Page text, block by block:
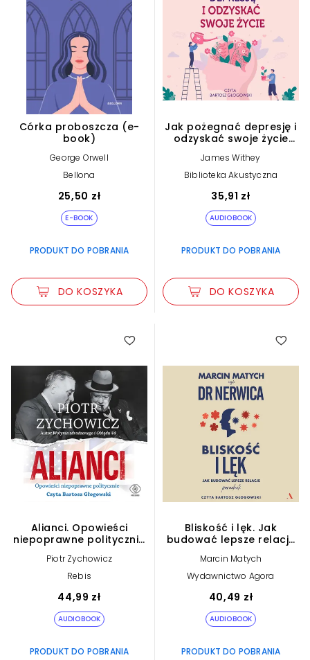
Córka proboszcza (e-
book)
George Orwell
Bellona
25,50 zł
E-BOOK
PRODUKT DO POBRANIA
DO KOSZYKA
Jak pożegnać depresję i
odzyskać swoje życie
James Withey
Biblioteka Akustyczna
35,91 zł
AUDIOBOOK
PRODUKT DO POBRANIA
DO KOSZYKA
Alianci. Opowieści
niepoprawne politycznie
Piotr Zychowicz
Rebis
44,99 zł
AUDIOBOOK
PRODUKT DO POBRANIA
Bliskość i lęk. Jak
budować lepsze relacje
Marcin Matych
Wydawnictwo Agora
40,49 zł
AUDIOBOOK
PRODUKT DO POBRANIA